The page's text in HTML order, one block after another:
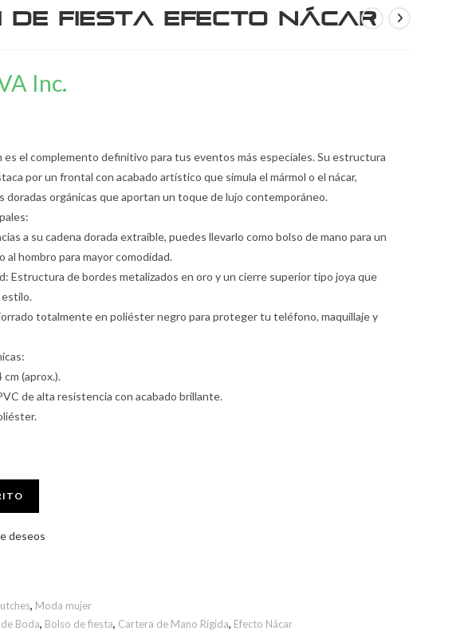
de Fiesta Efecto Nácar
Inc.
el complemento definitivo para tus eventos más especiales. Su estructura
por un frontal con acabado artístico que simula el mármol o el nácar,
doradas orgánicas que aportan un toque de lujo contemporáneo.
a su cadena dorada extraíble, puedes llevarlo como bolso de mano para un
al hombro para mayor comodidad.
Estructura de bordes metalizados en oro y un cierre superior tipo joya que
estilo.
totalmente en poliéster negro para proteger tu teléfono, maquillaje y
cm (aprox.).
de alta resistencia con acabado brillante.
deseos
, Moda mujer
Boda, Bolso de fiesta, Cartera de Mano Rígida, Efecto Nácar